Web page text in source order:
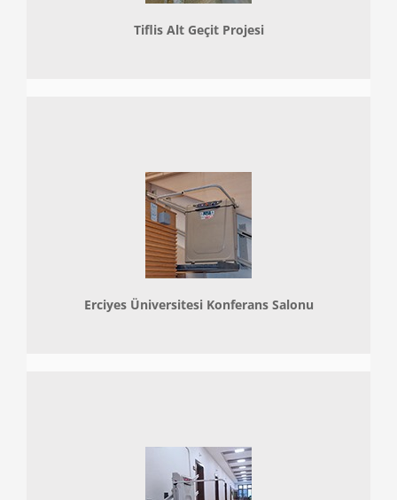
Tiflis Alt Geçit Projesi
Erciyes Üniversitesi Konferans Salonu